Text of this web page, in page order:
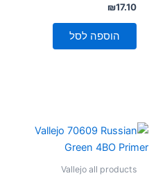
דורג
0
מתוך
₪17.10
הוספה לסל
Vallejo all products